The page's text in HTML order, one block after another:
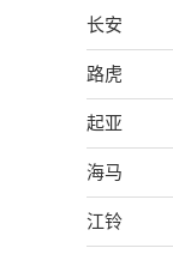
长安
路虎
起亚
海马
江铃